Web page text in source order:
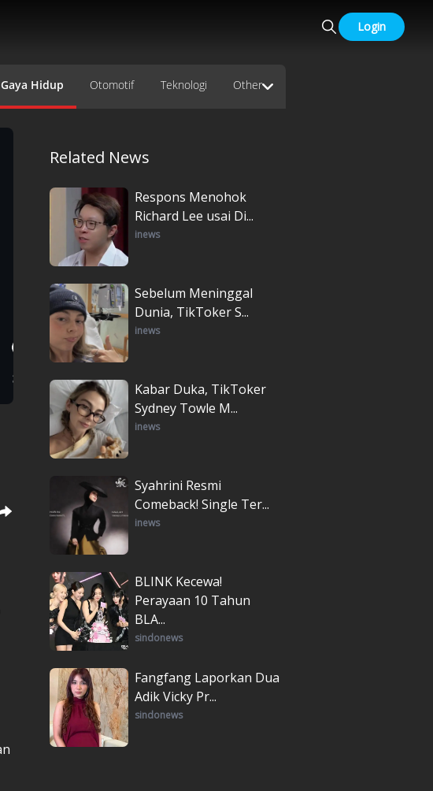
Login
Gaya Hidup Otomotif Teknologi Other
Related News
Respons Menohok
Richard Lee usai Di...
inews
Sebelum Meninggal
Dunia, TikToker S...
inews
Kabar Duka, TikToker
Sydney Towle M...
inews
Syahrini Resmi
Comeback! Single Ter...
inews
BLINK Kecewa!
Perayaan 10 Tahun
BLA...
sindonews
Fangfang Laporkan Dua
Adik Vicky Pr...
sindonews